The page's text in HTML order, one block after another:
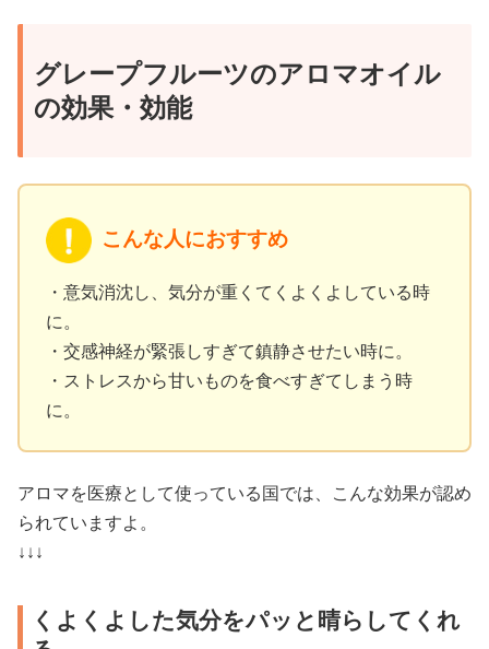
グレープフルーツのアロマオイル
の効果・効能
こんな人におすすめ
・意気消沈し、気分が重くてくよくよしている時
に。
・交感神経が緊張しすぎて鎮静させたい時に。
・ストレスから甘いものを食べすぎてしまう時
に。
アロマを医療として使っている国では、こんな効果が認め
られていますよ。
↓↓↓
くよくよした気分をパッと晴らしてくれ